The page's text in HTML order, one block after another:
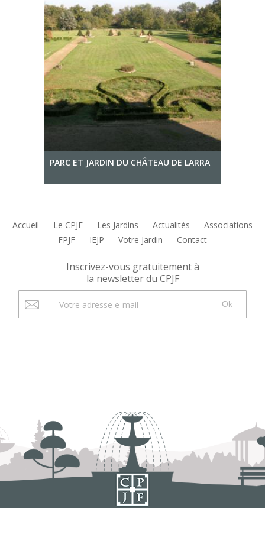
PARC ET JARDIN DU CHÂTEAU DE LARRA
Accueil Le CPJF Les Jardins Actualités
Associations
FPJF
IEJP Votre Jardin Contact
Inscrivez-vous gratuitement à
la newsletter du CPJF
Ok